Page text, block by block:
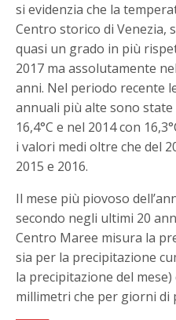
si evidenzia che la
Centro storico di Venezia,
quasi un grado in più
2017 ma assolutamente
anni. Nel periodo recente
annuali più alte sono
16,4°C e nel 2014 con
i valori medi oltre che del
2015 e 2016.
Il mese più piovoso
secondo negli ultimi 20
Centro Maree misura la
sia per la precipitazione
la precipitazione del
millimetri che per giorni di